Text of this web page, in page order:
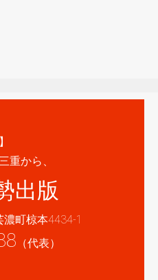
重から、
出版
町椋本4434-1
（代表）